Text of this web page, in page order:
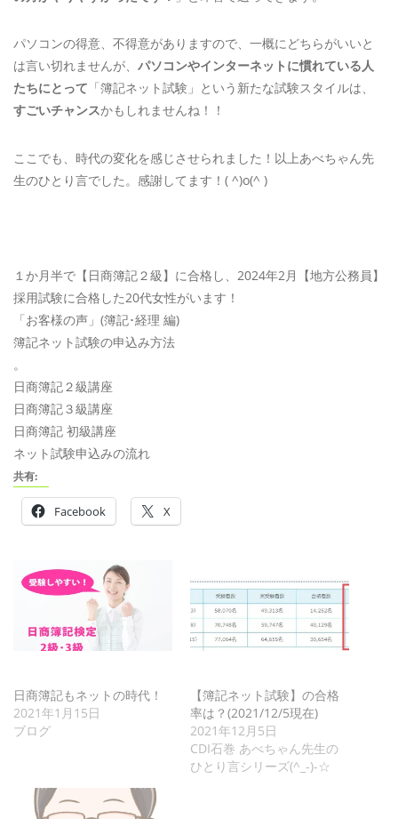
パソコンの得意、不得意がありますので、一概にどちらがいいと
は言い切れませんが、 パソコンやインターネットに慣れている人
たちにとって 「簿記ネット試験」という新たな試験スタイルは、
すごいチャンスかもしれませんね！！
ここでも、時代の変化を感じさせられました！以上あべちゃん先
生のひとり言でした。感謝してます！( ^)o(^ )
１か月半で【日商簿記２級】に合格し、2024年2月【地方公務員】
採用試験に合格した20代女性がいます！
「お客様の声」(簿記･経理 編)
簿記ネット試験の申込み方法
。
日商簿記２級講座
日商簿記３級講座
日商簿記 初級講座
ネット試験申込みの流れ
共有:
Facebook X
日商簿記もネットの時代！
2021年1月15日
ブログ
【簿記ネット試験】の合格
率は？(2021/12/5現在)
2021年12月5日
CDI石巻 あべちゃん先生の
ひとり言シリーズ(^_-)-☆